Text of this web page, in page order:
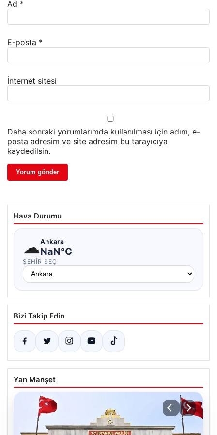
Ad *
E-posta *
İnternet sitesi
Daha sonraki yorumlarımda kullanılması için adım, e-
posta adresim ve site adresim bu tarayıcıya
kaydedilsin.
Hava Durumu
☁Ankara
NaN°C
ŞEHIR SEÇ
Bizi Takip Edin
Yan Manşet